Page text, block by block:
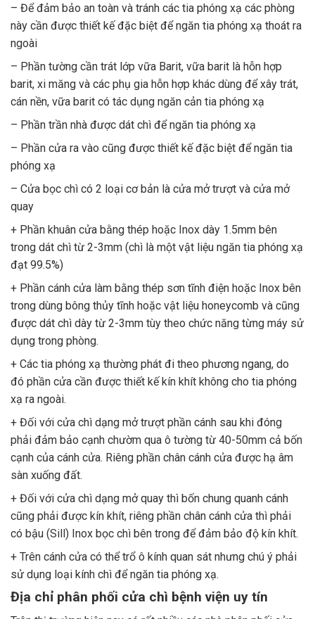
– Để đảm bảo an toàn và tránh các tia phóng xạ các phòng
này cần được thiết kế đặc biệt để ngăn tia phóng xạ thoát ra
ngoài
– Phần tường cần trát lớp vữa Barit, vữa barit là hỗn hợp
barit, xi măng và các phụ gia hỗn hợp khác dùng để xây trát,
cán nền, vữa barit có tác dụng ngăn cản tia phóng xạ
– Phần trần nhà được dát chì để ngăn tia phóng xạ
– Phần cửa ra vào cũng được thiết kế đặc biệt để ngăn tia
phóng xạ
– Cửa bọc chì có 2 loại cơ bản là cửa mở trượt và cửa mở
quay
+ Phần khuân cửa bằng thép hoặc Inox dày 1.5mm bên
trong dát chì từ 2-3mm (chì là một vật liệu ngăn tia phóng xạ
đạt 99.5%)
+ Phần cánh cửa làm bằng thép sơn tĩnh điện hoặc Inox bên
trong dùng bông thủy tĩnh hoặc vật liệu honeycomb và cũng
được dát chì dày từ 2-3mm tùy theo chức năng từng máy sử
dụng trong phòng.
+ Các tia phóng xạ thường phát đi theo phương ngang, do
đó phần cửa cần được thiết kế kín khít không cho tia phóng
xạ ra ngoài.
+ Đối với cửa chì dạng mở trượt phần cánh sau khi đóng
phải đảm bảo cạnh chườm qua ô tường từ 40-50mm cả bốn
cạnh của cánh cửa. Riêng phần chân cánh cửa được hạ âm
sàn xuống đất.
+ Đối với cửa chì dạng mở quay thì bốn chung quanh cánh
cũng phải được kín khít, riêng phần chân cánh cửa thì phải
có bậu (Sill) Inox bọc chì bên trong để đảm bảo độ kín khít.
+ Trên cánh cửa có thể trổ ô kính quan sát nhưng chú ý phải
sử dụng loại kính chì để ngăn tia phóng xạ.
Địa chỉ phân phối cửa chì bệnh viện uy tín